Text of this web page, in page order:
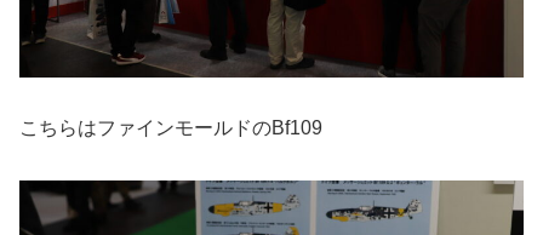
こちらはファインモールドのBf109